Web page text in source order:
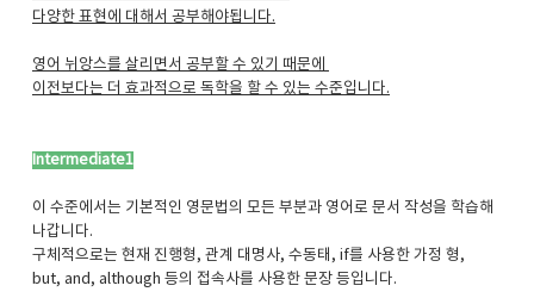
다양한 표현에 대해서 공부해야됩니다.
영어 뉘앙스를 살리면서 공부할 수 있기 때문에
이전보다는 더 효과적으로 독학을 할 수 있는 수준입니다.
Intermediate1
이 수준에서는 기본적인 영문법의 모든 부분과 영어로 문서 작성을 학습해
나갑니다.
구체적으로는 현재 진행형, 관계 대명사, 수동태, if를 사용한 가정 형,
but, and, although 등의 접속사를 사용한 문장 등입니다.